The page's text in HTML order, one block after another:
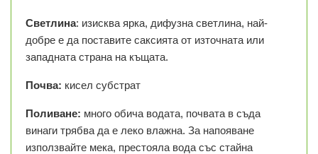
Светлина: изисква ярка, дифузна светлина, най-
добре е да поставите саксията от източната или
западната страна на къщата.
Почва: кисел субстрат
Поливане: много обича водата, почвата в съда
винаги трябва да е леко влажна. За напояване
използвайте мека, престояла вода със стайна